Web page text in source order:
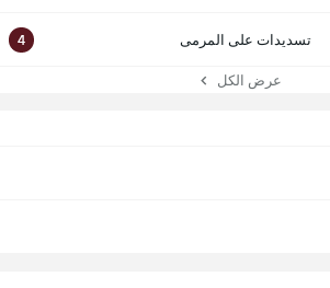
تسديدات على المرمى 4
عرض الكل